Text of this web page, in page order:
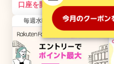
口座を開設する
毎週水曜10:00～木曜09:59